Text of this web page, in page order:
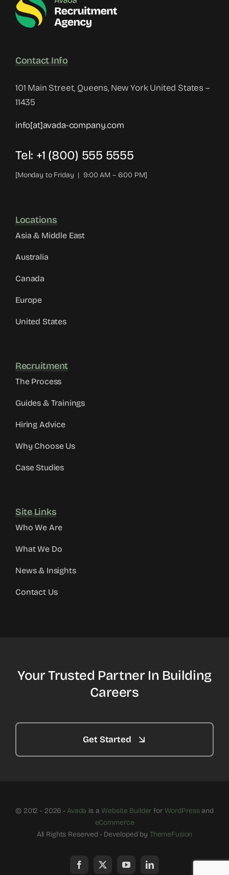
Contact Info
101 Main Street, Queens, New York United States –
11435
info[at]avada-company.com
Tel: +1 (800) 555 5555
[Monday to Friday | 9:00 AM – 6:00 PM]
Locations
Asia & Middle East
Australia
Canada
Europe
United States
Recruitment
The Process
Guides & Trainings
Hiring Advice
Why Choose Us
Case Studies
Site Links
Who We Are
What We Do
News & Insights
Contact Us
Your Trusted Partner In Building
Careers
Get Started
© 2012 - 2026 • Avada is a Website Builder for WordPressand
eCommerce
All Rights Reserved • Developed by ThemeFusion